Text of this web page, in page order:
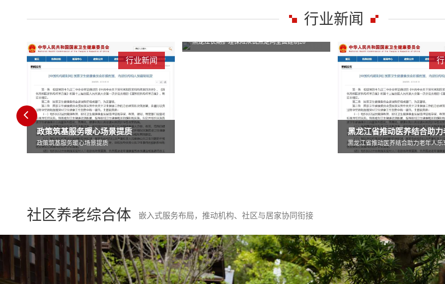
行业新闻
行业新闻
坚持把资源优势转化为服务实效哈尔
社区养老综合体 嵌入式服务布局，推动机构、社区与居家协同衔接